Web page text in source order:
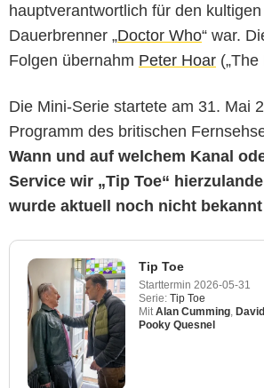
hauptverantwortlich für den
Dauerbrenner „Doctor Who“ war.
Folgen übernahm Peter Hoar
Die Mini-Serie startete am 31. Mai
Programm des britischen
Wann und auf welchem Kanal
Service wir „Tip Toe“
wurde aktuell noch nicht
Tip Toe
Starttermin 2026-05-31
Serie: Tip Toe
Mit Alan Cumming
Pooky Quesnel